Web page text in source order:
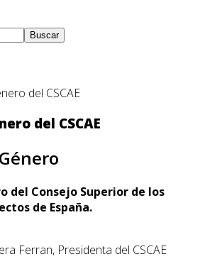
Buscar
del CSCAE
del CSCAE
del Consejo Superior de los
de España.
Ferran, Presidenta del CSCAE